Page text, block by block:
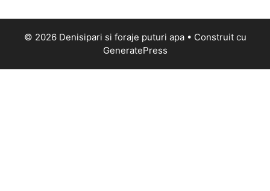
© 2026 Denisipari si foraje puturi apa• Construit cu
GeneratePress